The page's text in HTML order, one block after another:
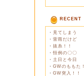
RECENT
・ 見てしまう
・ 雷雨だけど
・ 抜糸！！
・ 恒例の〇〇
・ 土日と今日
・ GWのももた！
・ GW突入！！